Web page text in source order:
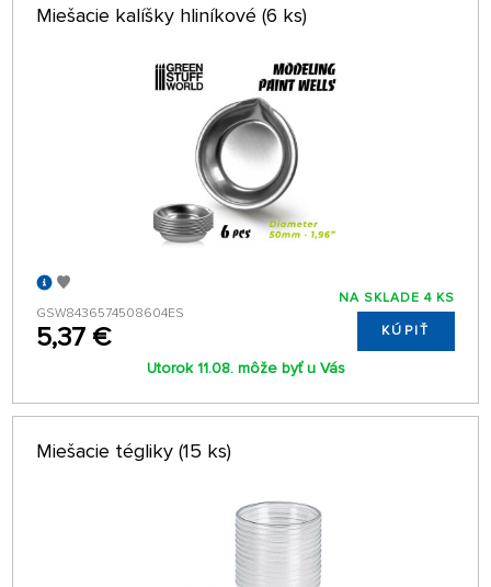
Miešacie kalíšky hliníkové (6 ks)
GSW8436574508604ES
5,37 €
NA SKLADE 4 KS
KÚPIŤ
Utorok 11.08. môže byť u Vás
Miešacie tégliky (15 ks)